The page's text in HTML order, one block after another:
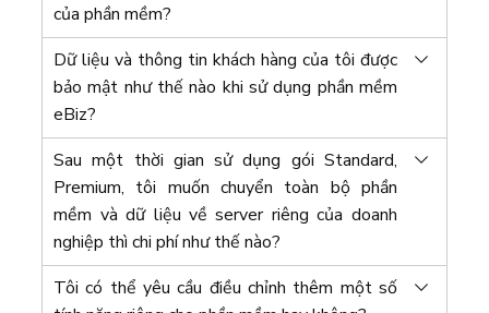
của phần mềm?
Dữ liệu và thông tin khách hàng của tôi được
bảo mật như thế nào khi sử dụng phần mềm
eBiz?
Sau một thời gian sử dụng gói Standard,
Premium, tôi muốn chuyển toàn bộ phần
mềm và dữ liệu về server riêng của doanh
nghiệp thì chi phí như thế nào?
Tôi có thể yêu cầu điều chỉnh thêm một số